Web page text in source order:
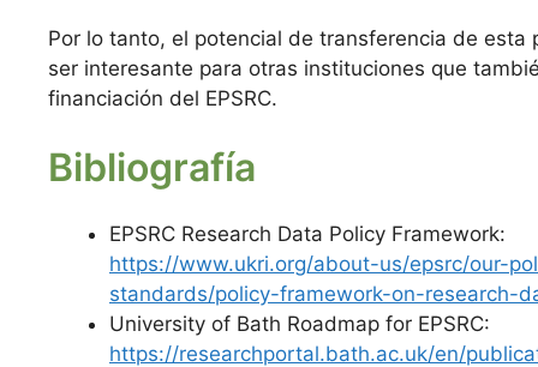
Por lo tanto, el potencial de transferencia de esta
ser interesante para otras instituciones que
financiación del EPSRC.
Bibliografía
EPSRC Research Data Policy Framework:
https://www.ukri.org/about-us/epsrc/our-
standards/policy-framework-on-research-
University of Bath Roadmap for EPSRC:
https://researchportal.bath.ac.uk/en/